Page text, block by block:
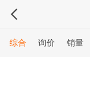
综合 询价 销量